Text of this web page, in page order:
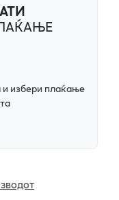
и избери плаќање